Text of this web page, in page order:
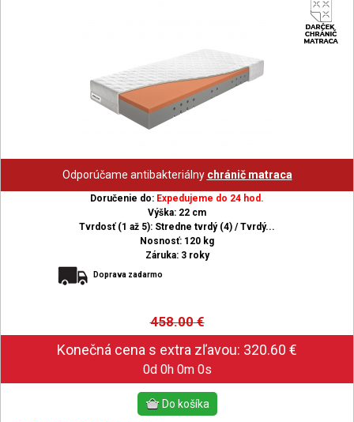
Odporúčame antibakteriálny chránič matraca
Doručenie do: Expedujeme do 24 hod.
Výška: 22 cm
Tvrdosť (1 až 5): Stredne tvrdý (4) / Tvrdý...
Nosnosť: 120 kg
Záruka: 3 roky
Doprava zadarmo
458.00€
0d 0h 0m 0s